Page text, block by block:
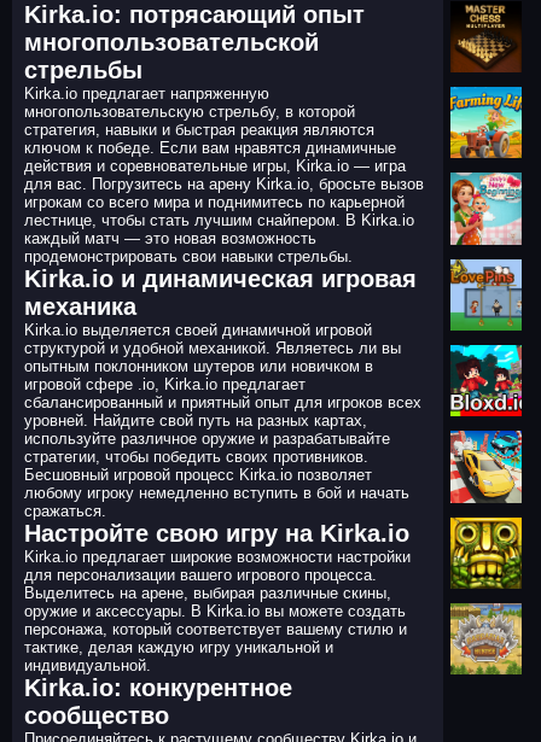
Kirka.io: потрясающий опыт
многопользовательской
стрельбы
Kirka.io предлагает напряженную
многопользовательскую стрельбу, в которой
стратегия, навыки и быстрая реакция являются
ключом к победе. Если вам нравятся динамичные
действия и соревновательные игры, Kirka.io — игра
для вас. Погрузитесь на арену Kirka.io, бросьте вызов
игрокам со всего мира и поднимитесь по карьерной
лестнице, чтобы стать лучшим снайпером. В Kirka.io
каждый матч — это новая возможность
продемонстрировать свои навыки стрельбы.
Kirka.io и динамическая игровая
механика
Kirka.io выделяется своей динамичной игровой
структурой и удобной механикой. Являетесь ли вы
опытным поклонником шутеров или новичком в
игровой сфере .io, Kirka.io предлагает
сбалансированный и приятный опыт для игроков всех
уровней. Найдите свой путь на разных картах,
используйте различное оружие и разрабатывайте
стратегии, чтобы победить своих противников.
Бесшовный игровой процесс Kirka.io позволяет
любому игроку немедленно вступить в бой и начать
сражаться.
Настройте свою игру на Kirka.io
Kirka.io предлагает широкие возможности настройки
для персонализации вашего игрового процесса.
Выделитесь на арене, выбирая различные скины,
оружие и аксессуары. В Kirka.io вы можете создать
персонажа, который соответствует вашему стилю и
тактике, делая каждую игру уникальной и
индивидуальной.
Kirka.io: конкурентное
сообщество